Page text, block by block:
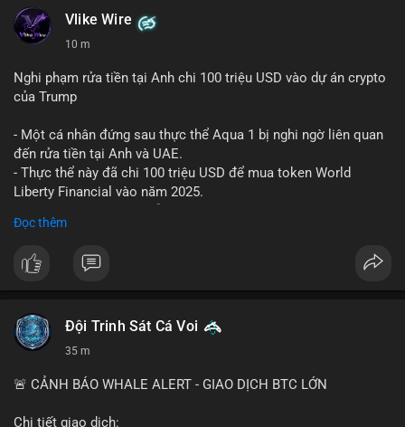
Vlike Wire
10 m
Nghi phạm rửa tiền tại Anh chi 100 triệu USD vào dự án crypto
của Trump
- Một cá nhân đứng sau thực thể Aqua 1 bị nghi ngờ liên quan
đến rửa tiền tại Anh và UAE.
- Thực thể này đã chi 100 triệu USD để mua token World
Liberty Financial vào năm 2025.
$wlf#wlf
#vlikevn #titanbot
Đọc thêm
Đội Trinh Sát Cá Voi
36 m
🚨 CẢNH BÁO WHALE ALERT - GIAO DỊCH BTC LỚN
Chi tiết giao dịch: